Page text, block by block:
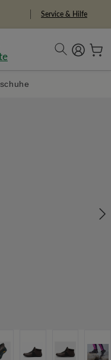
Service & Hilfe